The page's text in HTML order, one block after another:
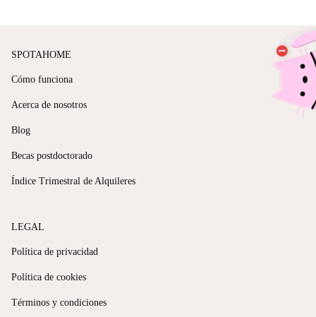
SPOTAHOME
Cómo funciona
Acerca de nosotros
Blog
Becas postdoctorado
Índice Trimestral de Alquileres
LEGAL
Política de privacidad
Política de cookies
Términos y condiciones